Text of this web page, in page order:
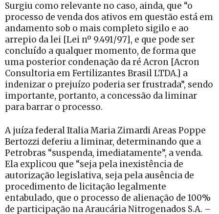
Surgiu como relevante no caso, ainda, que “o
processo de venda dos ativos em questão está em
andamento sob o mais completo sigilo e ao
arrepio da lei [Lei nº 9.491/97], e que pode ser
concluído a qualquer momento, de forma que
uma posterior condenação da ré Acron [Acron
Consultoria em Fertilizantes Brasil LTDA.] a
indenizar o prejuízo poderia ser frustrada”, sendo
importante, portanto, a concessão da liminar
para barrar o processo.
A juíza federal Italia Maria Zimardi Areas Poppe
Bertozzi deferiu a liminar, determinando que a
Petrobras “suspenda, imediatamente”, a venda.
Ela explicou que “seja pela inexistência de
autorização legislativa, seja pela ausência de
procedimento de licitação legalmente
entabulado, que o processo de alienação de 100%
de participação na Araucária Nitrogenados S.A. –